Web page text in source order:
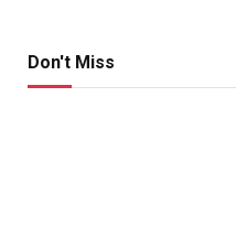
Don't Miss